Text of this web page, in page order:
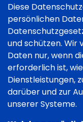
Diese
persönlichen
und schützen.
Daten nur, wenn
erforderlich ist,
Dienstleistungen,
darüber und zur
unserer Systeme.